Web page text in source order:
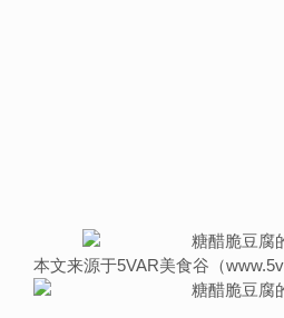
本文来源于5VAR美食谷（